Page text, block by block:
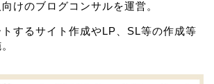
けのブログコンサルを運営。
するサイト作成やLP、SL等の作成等